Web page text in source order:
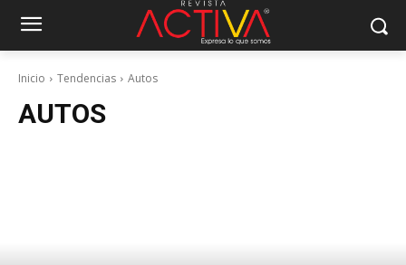
Inicio Tendencias Autos
AUTOS